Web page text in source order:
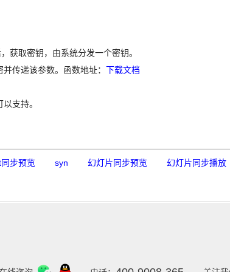
获取密钥，由系统分发一个密钥。
传递该参数。函数地址： 下载文档
支持。
步预览 syn 幻灯片同步预览 幻灯片同步播放